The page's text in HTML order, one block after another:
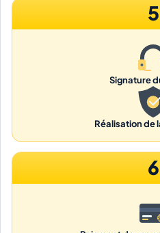
5
Signature
Réalisation de
6